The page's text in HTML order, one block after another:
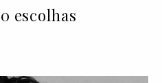
escolhas